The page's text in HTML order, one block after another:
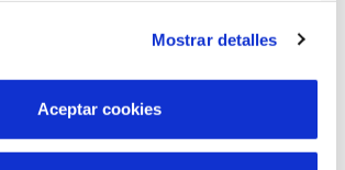
para que el sitio web funcione y que
desactivar. Puedes consultar
en nuestraPolítica de Cookies
Mostrar detalles
Aceptar cookies
el apoyo a la sostenibilidad y la